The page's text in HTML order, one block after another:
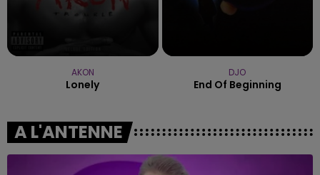
AKON
Lonely
DJO
End Of Beginning
A L'ANTENNE